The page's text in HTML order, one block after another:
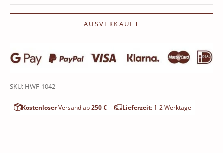
AUSVERKAUFT
SKU: HWF-1042
KostenloserVersand ab250 € Lieferzeit: 1-2 Werktage